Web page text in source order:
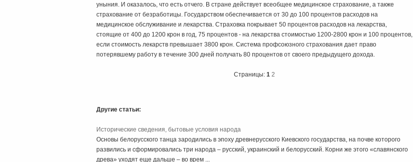
уныния. И оказалось, что есть отчего. В стране действует всеобщее медицинское страхование, а также
страхование от безработицы. Государством обеспечивается от 30 до 100 процентов расходов на
медицинское обслуживание и лекарства. Страховка покрывает 50 процентов расходов на лекарства,
стоящие от 400 до 1200 крон в год, 75 процентов - на лекарства стоимостью 1200-2800 крон и 100 процентов,
если стоимость лекарств превышает 3800 крон. Система профсоюзного страхования дает право
потерявшему работу в течение 300 дней получать 80 процентов от своего предыдущего дохода.
Страницы: 1 2
Другие статьи:
Исторические сведения, бытовые условия народа
Основы белорусского танца зародились в эпоху древнерусского Киевского государства, на почве которого
развились и сформировались три народа – русский, украинский и белорусский. Корни же этого «славянского
древа» уходят еще дальше – во врем ...